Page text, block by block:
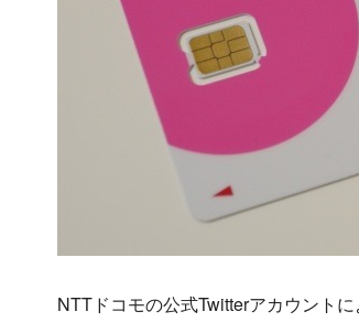
NTTドコモの公式Twitterアカウント